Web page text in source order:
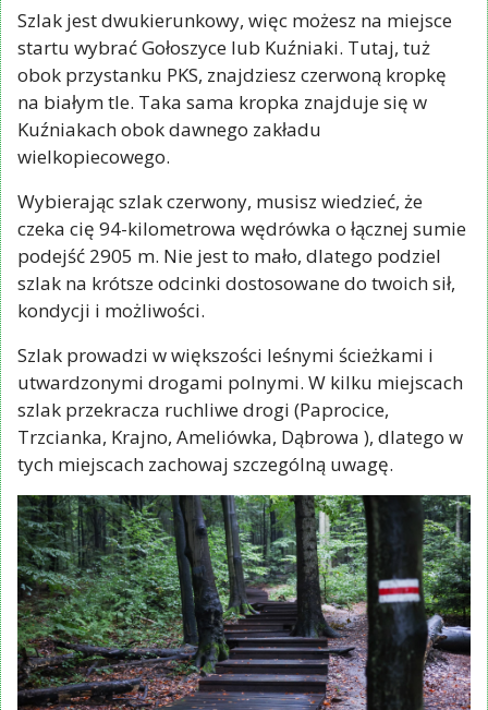
Szlak jest dwukierunkowy, więc możesz na miejsce
startu wybrać Gołoszyce lub Kuźniaki. Tutaj, tuż
obok przystanku PKS, znajdziesz czerwoną kropkę
na białym tle. Taka sama kropka znajduje się w
Kuźniakach obok dawnego zakładu
wielkopiecowego.
Wybierając szlak czerwony, musisz wiedzieć, że
czeka cię 94-kilometrowa wędrówka o łącznej sumie
podejść 2905 m. Nie jest to mało, dlatego podziel
szlak na krótsze odcinki dostosowane do twoich sił,
kondycji i możliwości.
Szlak prowadzi w większości leśnymi ścieżkami i
utwardzonymi drogami polnymi. W kilku miejscach
szlak przekracza ruchliwe drogi (Paprocice,
Trzcianka, Krajno, Ameliówka, Dąbrowa ), dlatego w
tych miejscach zachowaj szczególną uwagę.